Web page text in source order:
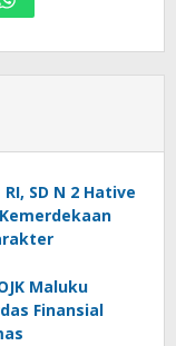
SD N 2 Hative
Maluku
Finansial